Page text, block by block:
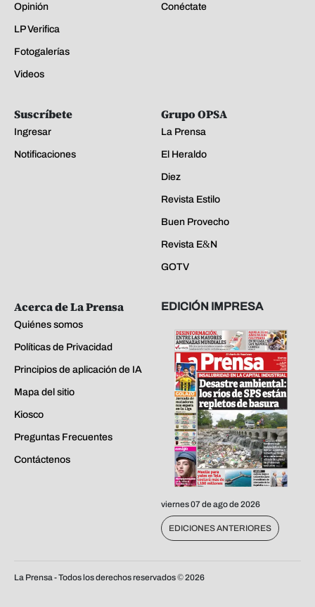
Opinión
LP Verifica
Fotogalerías
Videos
Conéctate
Suscríbete
Ingresar
Notificaciones
Grupo OPSA
La Prensa
El Heraldo
Diez
Revista Estilo
Buen Provecho
Revista E&N
GOTV
Acerca de La Prensa
Quiénes somos
Políticas de Privacidad
Principios de aplicación de IA
Mapa del sitio
Kiosco
Preguntas Frecuentes
Contáctenos
EDICIÓN IMPRESA
viernes 07 de ago de 2026
EDICIONES ANTERIORES
La Prensa - Todos los derechos reservados ©2026